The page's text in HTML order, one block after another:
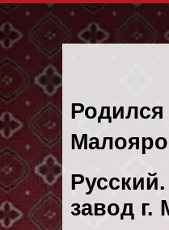
Родился
завод